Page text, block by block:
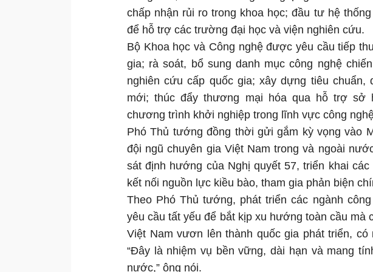
chấp nhận rủi ro trong khoa học; đầu tư hệ
để hỗ trợ các trường đại học và viện nghiên cứu.
Bộ Khoa học và Công nghệ được yêu cầu tiếp
gia; rà soát, bổ sung danh mục công nghệ
nghiên cứu cấp quốc gia; xây dựng tiêu chuẩn,
mới; thúc đẩy thương mại hóa qua hỗ trợ sở
chương trình khởi nghiệp trong lĩnh vực công
Phó Thủ tướng đồng thời gửi gắm kỳ vọng vào
đội ngũ chuyên gia Việt Nam trong và ngoài
sát định hướng của Nghị quyết 57, triển khai
kết nối nguồn lực kiều bào, tham gia phản biện
Theo Phó Thủ tướng, phát triển các ngành
yêu cầu tất yếu để bắt kịp xu hướng toàn cầu mà
Việt Nam vươn lên thành quốc gia phát triển,
“Đây là nhiệm vụ bền vững, dài hạn và mang
nước,” ông nói.